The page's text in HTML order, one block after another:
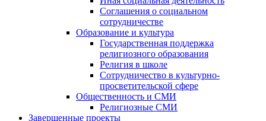
Соглашения о социальном
сотрудничестве
Образование и культура
Государственная поддержка
религиозного образования
Религия в школе
Сотрудничество в культурно-
просветительской сфере
Общественность и СМИ
Религиозные СМИ
Завершенные проекты